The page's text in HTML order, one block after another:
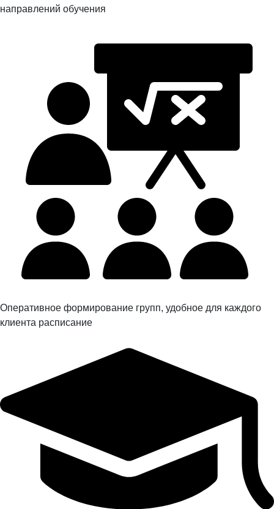
направлений обучения
Оперативное формирование групп, удобное для каждого
клиента расписание